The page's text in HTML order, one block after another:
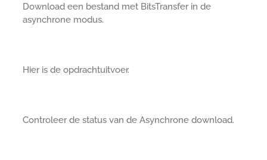
Download een bestand met BitsTransfer in de
asynchrone modus.
Hier is de opdrachtuitvoer.
Controleer de status van de Asynchrone download.